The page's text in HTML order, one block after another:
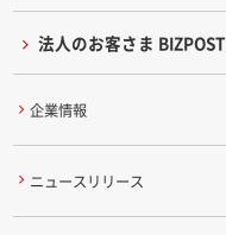
法人のお客さま BIZPOST
企業情報
ニュースリリース